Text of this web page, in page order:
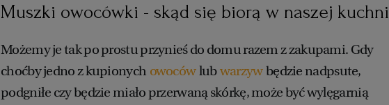
Muszki owocówki - skąd się biorą w naszej kuchni
Możemy je tak po prostu przynieś do domu razem z zakupami. Gdy
choćby jedno z kupionych owoców lubwarzywbędzie nadpsute,
podgniłe czy będzie miało przerwaną skórkę, może być wylęgarnią